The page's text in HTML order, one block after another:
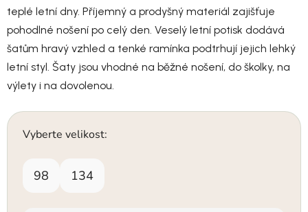
teplé letní dny. Příjemný a prodyšný materiál zajišťuje
pohodlné nošení po celý den. Veselý letní potisk dodává
šatům hravý vzhled a tenké ramínka podtrhují jejich lehký
letní styl. Šaty jsou vhodné na běžné nošení, do školky, na
výlety i na dovolenou.
Vyberte velikost:
98 134